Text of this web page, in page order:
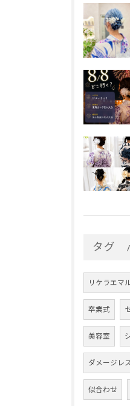
タグ
リケラエマ
卒業式
美容室
ダメージレ
似合わせ